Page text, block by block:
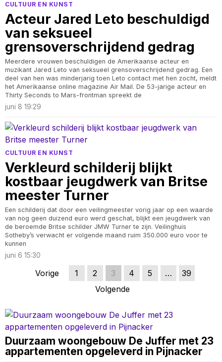
CULTUUR EN KUNST
Acteur Jared Leto beschuldigd
van seksueel
grensoverschrijdend gedrag
Meerdere vrouwen beschuldigen de Amerikaanse acteur en
muzikant Jared Leto van seksueel grensoverschrijdend gedrag. Een
deel van hen was minderjarig toen Leto contact met hen zocht, meldt
het Amerikaanse online magazine Air Mail. De 53-jarige acteur en
Thirty Seconds to Mars-frontman spreekt de
juni 8 19:29
CULTUUR EN KUNST
Verkleurd schilderij blijkt
kostbaar jeugdwerk van Britse
meester Turner
Een schilderij dat door een veilingmeester vorig jaar op een waarde
van nog geen duizend euro werd geschat, blijkt een jeugdwerk van
de beroemde Britse schilder JMW Turner te zijn. Veilinghuis
Sotheby’s verwacht er volgende maand ruim 350.000 euro voor te
kunnen
juni 6 15:30
Vorige 1 2 3 4 5 …
39
Volgende
Duurzaam woongebouw De Juffer met 23
appartementen opgeleverd in Pijnacker